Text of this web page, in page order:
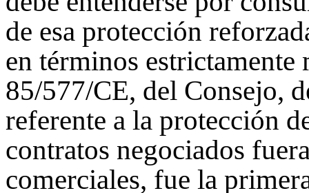
de esa protección
en términos
85/577/CE, del Consejo,
referente a la protección
contratos negociados
comerciales, fue la